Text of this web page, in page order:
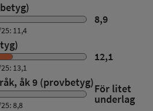
8,9
11,4
12,1
13,1
åk 9 (provbetyg)För litet
underlag
8,8